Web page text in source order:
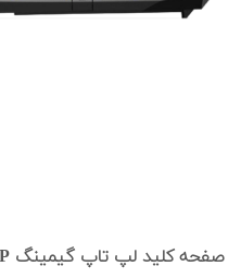
صفحه کلید لپ تاپ گیمینگ HP مدل Pavilion 15-ec1